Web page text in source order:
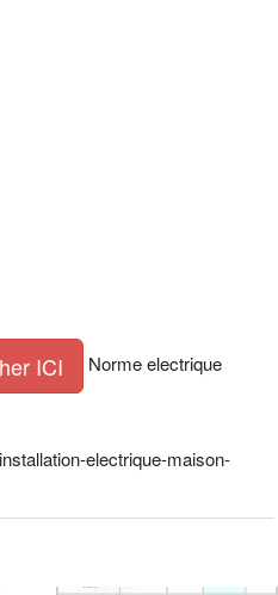
ICI
Norme electrique
electrique-maison-